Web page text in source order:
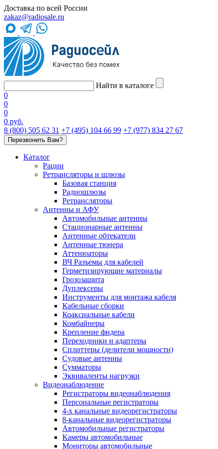
Доставка по всей России
zakaz@radiosale.ru
Найти в каталоге
0
0
0
0 руб.
8 (800) 505 62 31 +7 (495) 104 66 99 +7 (977) 834 27 67
Перезвонить Вам?
Каталог
Рации
Ретрансляторы и шлюзы
Базовая станция
Радиошлюзы
Ретрансляторы
Антенны и АФУ
Автомобильные антенны
Стационарные антенны
Антенные обтекатели
Антенные тюнера
Аттенюаторы
ВЧ Разъемы для кабелей
Герметизирующие материалы
Грозозащита
Дуплексеры
Инструменты для монтажа кабеля
Кабельные сборки
Коаксиальные кабели
Комбайнеры
Крепление фидера
Переходники и адаптеры
Сплиттеры (делители мощности)
Судовые антенны
Сумматоры
Эквиваленты нагрузки
Видеонаблюдение
Регистраторы видеонаблюдения
Персональные регистраторы
4-х канальные видеорегистраторы
8-канальные видеорегистраторы
Автомобильные регистраторы
Камеры автомобильные
Мониторы автомобильные